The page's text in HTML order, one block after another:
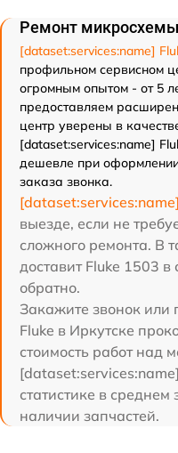
Ремонт
[dataset:services:name]
профильном сервисном
огромным опытом - от 5
предоставляем
центр уверены в
[dataset:services:name]
дешевле при
заказа звонка.
выезде, если не
сложного ремонта. В
доставит Fluke 1503 в
обратно.
Закажите звонок или
Fluke в Иркутске
стоимость работ над
статистике в
наличии запчастей.